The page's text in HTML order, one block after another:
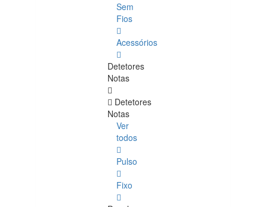
Sem
Fios
Acessórios
Detetores
Notas
Detetores
Notas
Ver
todos
Pulso
Fixo